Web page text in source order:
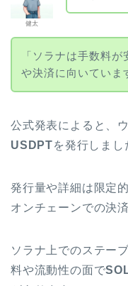
健太
「ソラナは手数料
や決済に向いていま
公式発表によると、
USDPTを発行しまし
発行量や詳細は限定
オンチェーンでの決
ソラナ上でのステー
料や流動性の面で